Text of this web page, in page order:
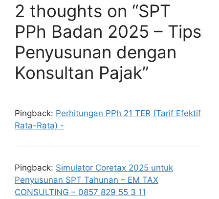
2 thoughts on “SPT
PPh Badan 2025 – Tips
Penyusunan dengan
Konsultan Pajak”
Pingback: Perhitungan PPh 21 TER (Tarif Efektif
Rata-Rata) -
Pingback: Simulator Coretax 2025 untuk
Penyusunan SPT Tahunan – EM TAX
CONSULTING – 0857 829 55 3 11